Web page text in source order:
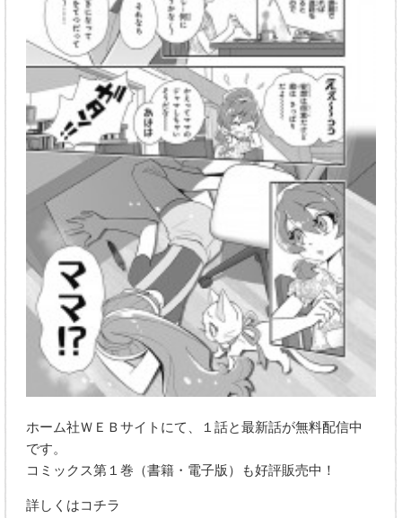
ホーム社ＷＥＢサイトにて、１話と最新話が無料配信中
です。
コミックス第１巻（書籍・電子版）も好評販売中！
詳しくはコチラ